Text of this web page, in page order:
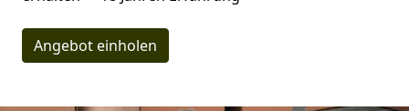
Angebot einholen